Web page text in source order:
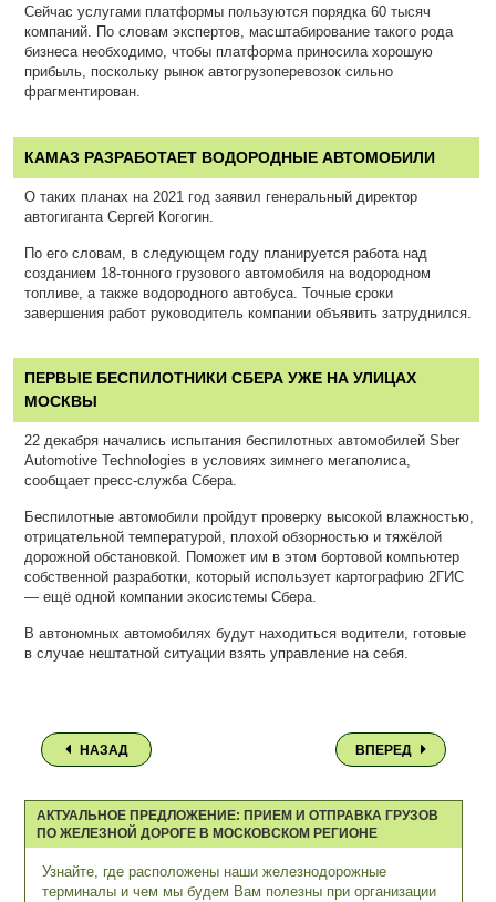
Сейчас услугами платформы пользуются порядка 60 тысяч
компаний. По словам экспертов, масштабирование такого рода
бизнеса необходимо, чтобы платформа приносила хорошую
прибыль, поскольку рынок автогрузоперевозок сильно
фрагментирован.
КАМАЗ РАЗРАБОТАЕТ ВОДОРОДНЫЕ АВТОМОБИЛИ
О таких планах на 2021 год заявил генеральный директор
автогиганта Сергей Когогин.
По его словам, в следующем году планируется работа над
созданием 18-тонного грузового автомобиля на водородном
топливе, а также водородного автобуса. Точные сроки
завершения работ руководитель компании объявить затруднился.
ПЕРВЫЕ БЕСПИЛОТНИКИ СБЕРА УЖЕ НА УЛИЦАХ
МОСКВЫ
22 декабря начались испытания беспилотных автомобилей Sber
Automotive Technologies в условиях зимнего мегаполиса,
сообщает пресс-служба Сбера.
Беспилотные автомобили пройдут проверку высокой влажностью,
отрицательной температурой, плохой обзорностью и тяжёлой
дорожной обстановкой. Поможет им в этом бортовой компьютер
собственной разработки, который использует картографию 2ГИС
— ещё одной компании экосистемы Сбера.
В автономных автомобилях будут находиться водители, готовые
в случае нештатной ситуации взять управление на себя.
НАЗАД ВПЕРЕД
АКТУАЛЬНОЕ ПРЕДЛОЖЕНИЕ: ПРИЕМ И ОТПРАВКА ГРУЗОВ
ПО ЖЕЛЕЗНОЙ ДОРОГЕ В МОСКОВСКОМ РЕГИОНЕ
Узнайте, где расположены наши железнодорожные
терминалы и чем мы будем Вам полезны при организации